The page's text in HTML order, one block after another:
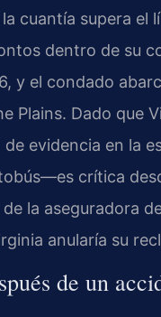
la cuantía supera el
dentro de su
y el condado
Plains. Dado que
evidencia en la
crítica
la aseguradora
anularía su
de un